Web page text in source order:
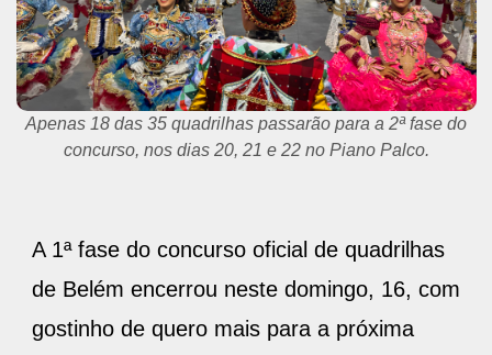
Apenas 18 das 35 quadrilhas passarão para a 2ª fase do
concurso, nos dias 20, 21 e 22 no Piano Palco.
A 1ª fase do concurso oficial de quadrilhas
de Belém encerrou neste domingo, 16, com
gostinho de quero mais para a próxima